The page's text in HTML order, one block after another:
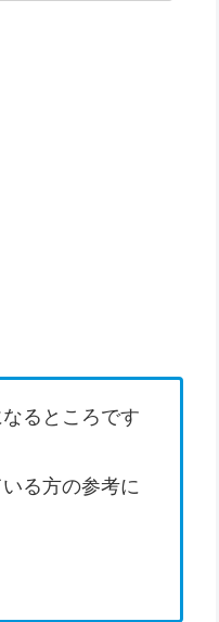
るところです
る方の参考に